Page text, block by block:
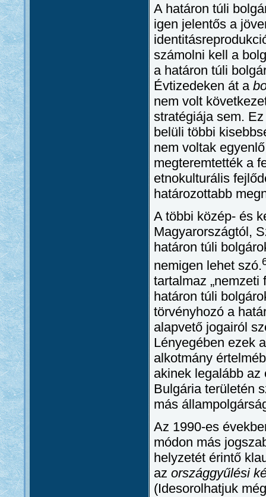
A határon túli
igen jelentős a
számolni kell a
a határon túli
Évtizedeken át a
nem volt
stratégiája sem.
belüli többi
nem voltak
megteremtették a
etnokulturális
határozottabb
A többi közép- és
Magyarországtól,
határon túli
nemigen lehet szó.
tartalmaz „nemzeti
határon túli
törvényhozó a
alapvető jogairól
Lényegében ezek
alkotmány
akinek legalább az
Bulgária területén
más
Az 1990-es
módon más
helyzetét érintő
az országgyűlési
(Idesorolhatjuk